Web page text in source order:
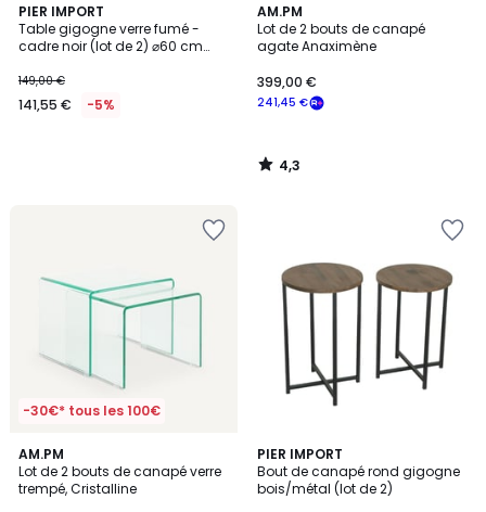
PIER IMPORT
Table gigogne verre fumé -
cadre noir (lot de 2) ⌀60 cm
149,00 €
141,55 € -5%
AM.PM
Lot de 2 bouts de canapé
agate Anaximène
241,45 €
399,00 €
4,3
/ 5
4,3
/
-30€* tous les 100€
AM.PM
Lot de 2 bouts de canapé verre
trempé, Cristalline
5
/
5
PIER IMPORT
Bout de canapé rond gigogne
bois/métal (lot de 2)